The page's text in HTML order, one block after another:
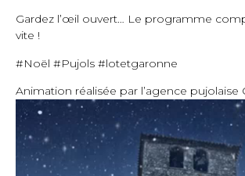
Gardez l’œil ouvert… Le programme
vite !
#Noël #Pujols #lotetgaronne
Animation réalisée par l’agence pujolaise
Lecteur
vidéo